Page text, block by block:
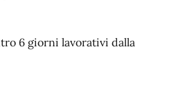
6 giorni lavorativi dalla